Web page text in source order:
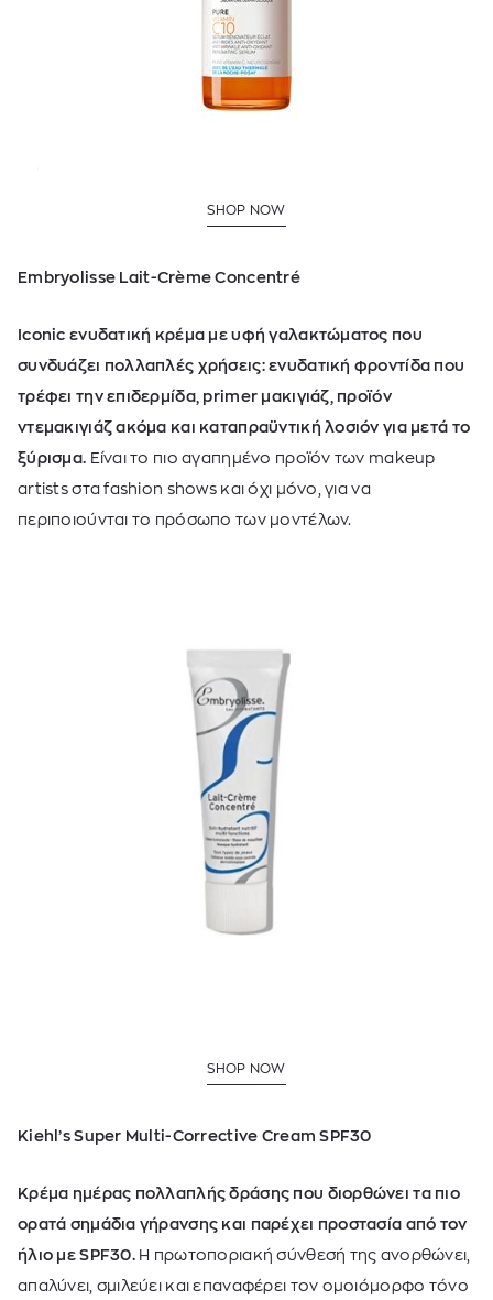
SHOP NOW
Embryolisse Lait-Crème Concentré
Iconic ενυδατική κρέμα με υφή γαλακτώματος που
συνδυάζει πολλαπλές χρήσεις: ενυδατική φροντίδα που
τρέφει την επιδερμίδα, primer μακιγιάζ, προϊόν
ντεμακιγιάζ ακόμα και καταπραϋντική λοσιόν για μετά το
ξύρισμα. Είναι το πιο αγαπημένο προϊόν των makeup
artists στα fashion shows και όχι μόνο, για να
περιποιούνται το πρόσωπο των μοντέλων.
SHOP NOW
Kiehl’s Super Multi-Corrective Cream SPF30
Κρέμα ημέρας πολλαπλής δράσης που διορθώνει τα πιο
ορατά σημάδια γήρανσης και παρέχει προστασία από τον
ήλιο με SPF30.Η πρωτοποριακή σύνθεσή της ανορθώνει,
απαλύνει, σμιλεύει και επαναφέρει τον ομοιόμορφο τόνο